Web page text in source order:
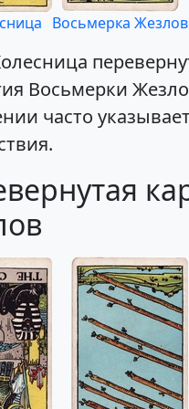
Восьмерка Жезлов
Восьмерки
часто